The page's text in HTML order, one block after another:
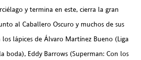
y termina en este, cierra la gran
al Caballero Oscuro y muchos de sus
lápices de Álvaro Martínez Bueno (Liga
boda), Eddy Barrows (Superman: Con los